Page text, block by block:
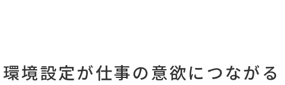
境設定が仕事の意欲につながる